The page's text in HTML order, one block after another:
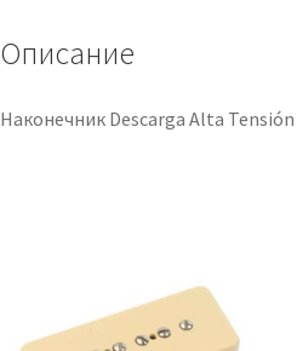
Описание
Наконечник Descarga Alta